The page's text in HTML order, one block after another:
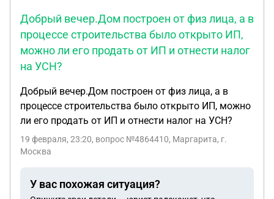
Добрый вечер.Дом построен от физ лица, а в
процессе строительства было открыто ИП,
можно ли его продать от ИП и отнести налог
на УСН?
Добрый вечер.Дом построен от физ лица, а в
процессе строительства было открыто ИП, можно
ли его продать от ИП и отнести налог на УСН?
19 февраля, 23:20, вопрос №4864410, Маргарита, г.
Москва
У вас похожая ситуация?